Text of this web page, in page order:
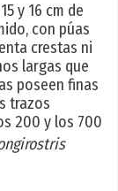
y 16 cm de
con púas
crestas ni
largas que
poseen finas
trazos
200 y los 700